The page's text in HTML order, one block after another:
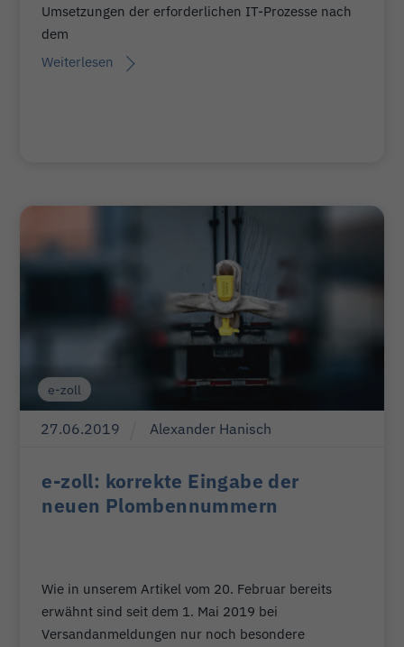
Umsetzungen der erforderlichen IT-Prozesse nach
dem
Weiterlesen
e-zoll
27.06.2019 Alexander Hanisch
e-zoll: korrekte Eingabe der
neuen Plombennummern
Wie in unserem Artikel vom 20. Februar bereits
erwähnt sind seit dem 1. Mai 2019 bei
Versandanmeldungen nur noch besondere